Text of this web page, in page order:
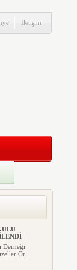
İletişim
Derneği
Or...